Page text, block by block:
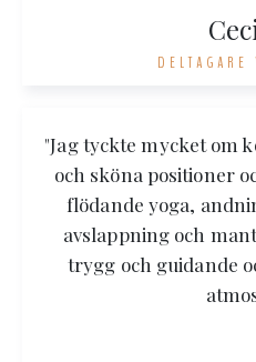
DELTAGARE
"Jag tyckte mycket om
och sköna positioner
flödande yoga,
avslappning och
trygg och guidande